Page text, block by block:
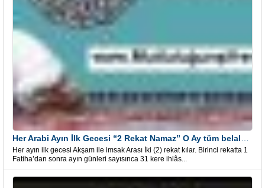
Her ayın ilk gecesi Akşam ile imsak Arası İki (2) rekat kılar. Birinci rekatta 1
Fatiha’dan sonra ayın günleri sayısınca 31 kere ihlâs...